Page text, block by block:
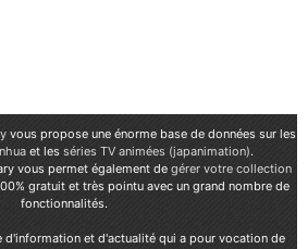
vous propose une énorme base de données sur les
et les séries TV animées (japanimation).
vous permet également de gérer votre collection
gratuit et très pointu avec un grand nombre de
fonctionnalités.
d'information et d'actualité qui a pour vocation de